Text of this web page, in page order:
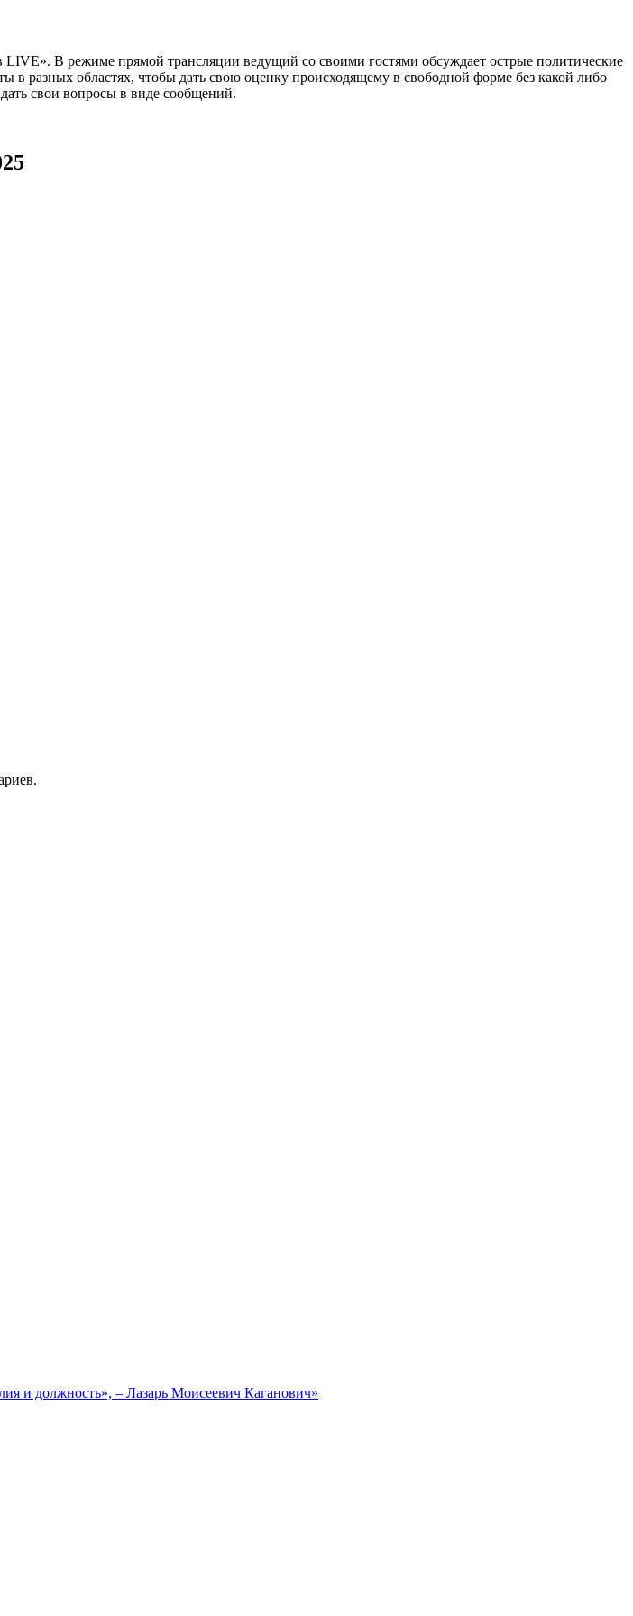
В режиме прямой трансляции ведущий со своими гостями обсуждает острые политические
разных областях, чтобы дать свою оценку происходящему в свободной форме без какой либо
свои вопросы в виде сообщений.
и должность», – Лазарь Моисеевич Каганович»